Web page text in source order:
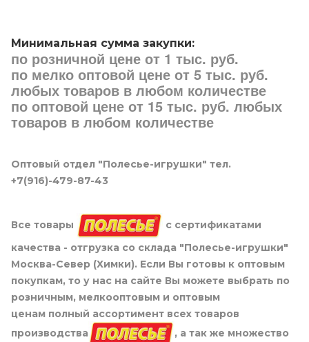
Минимальная сумма закупки:
по розничной цене от 1 тыс. руб.
по мелко оптовой цене от 5 тыс. руб.
любых товаров в любом количестве
по оптовой цене от 15 тыс. руб. любых
товаров в любом количестве
Оптовый отдел "Полесье-игрушки" тел.
+7(916)-479-87-43
Все товары
с сертификатами
качества - отгрузка со склада "Полесье-игрушки"
Москва-Север (Химки). Если Вы готовы к оптовым
покупкам, то у нас на сайте Вы можете выбрать по
розничным, мелкооптовым и оптовым
ценам полный ассортимент всех товаров
производства
, а так же множество